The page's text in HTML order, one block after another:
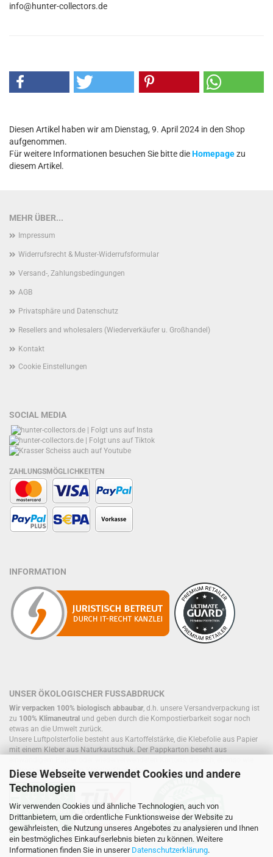
Diese Webseite verwendet Cookies und andere
Technologien
Wir verwenden Cookies und ähnliche Technologien, auch von
Drittanbietern, um die ordentliche Funktionsweise der Website zu
gewährleisten, die Nutzung unseres Angebotes zu analysieren und Ihnen
ein bestmögliches Einkaufserlebnis bieten zu können. Weitere
Informationen finden Sie in unserer Datenschutzerklärung.
info@hunter-collectors.de
Diesen Artikel haben wir am Dienstag, 9. April 2024 in den Shop
aufgenommen.
Für weitere Informationen besuchen Sie bitte dieHomepagezu
diesem Artikel.
MEHR ÜBER...
Impressum
Widerrufsrecht & Muster-Widerrufsformular
Versand-, Zahlungsbedingungen
AGB
Privatsphäre und Datenschutz
Resellers and wholesalers (Wiederverkäufer u. Großhandel)
Kontakt
Cookie Einstellungen
SOCIAL MEDIA
ZAHLUNGSMÖGLICHKEITEN
INFORMATION
UNSER ÖKOLOGISCHER FUSSABDRUCK
Wir verpacken 100% biologisch abbaubar, d.h. unsere Versandverpackung ist
zu 100% Klimaneutral und geben durch die Kompostierbarkeit sogar noch
etwas an die Umwelt zurück.
Unsere Luftpolsterfolie besteht aus Kartoffelstärke, die Klebefolie aus Papier
mit einem Kleber aus Naturkautschuk. Der Pappkarton beseht aus
Füllmaterial, bereits im Kreislauf befinden.